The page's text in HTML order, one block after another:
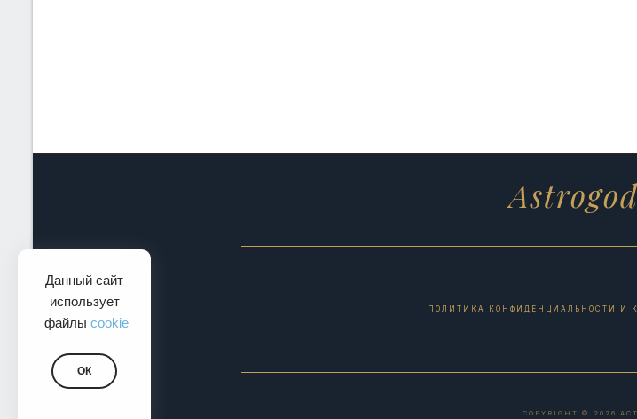
Данный сайт
использует
файлы cookie
ОК
ПОЛИТИКА КОНФИДЕНЦИАЛЬНОСТИ И
COPYRIGHT © 2026